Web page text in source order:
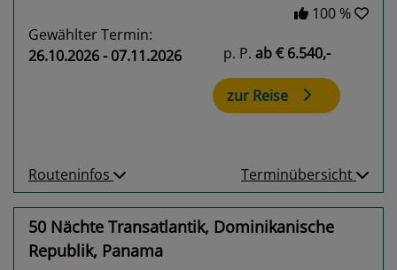
100 %
Gewählter Termin:
26.10.2026 - 07.11.2026
p. P. ab€ 6.540,-
zur Reise
Routeninfos Terminübersicht
50 Nächte Transatlantik, Dominikanische
Republik, Panama